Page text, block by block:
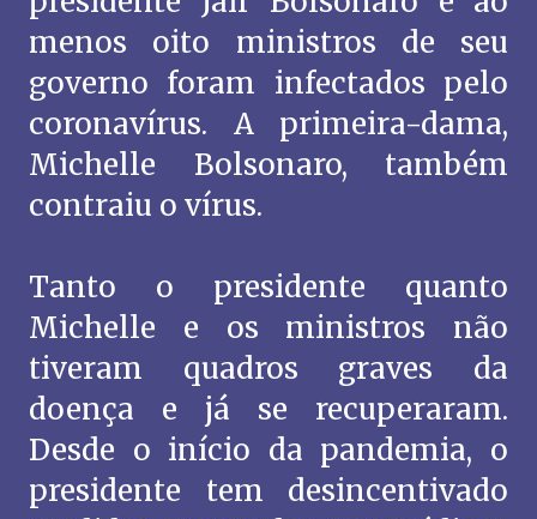
menos oito ministros de seu
governo foram infectados pelo
coronavírus. A primeira-dama,
Michelle Bolsonaro, também
contraiu o vírus.
Tanto o presidente quanto
Michelle e os ministros não
tiveram quadros graves da
doença e já se recuperaram.
Desde o início da pandemia, o
presidente tem desincentivado